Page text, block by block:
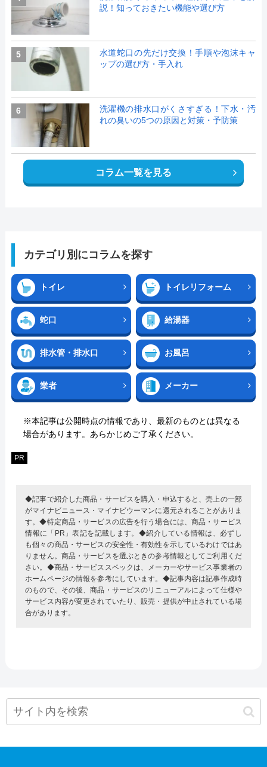
説！知っておきたい機能や選び方
5
水道蛇口の先だけ交換！手順や泡沫キャ
ップの選び方・手入れ
6
洗濯機の排水口がくさすぎる！下水・汚
れの臭いの5つの原因と対策・予防策
コラム一覧を見る
カテゴリ別にコラムを探す
トイレ トイレリフォーム
蛇口 給湯器
排水管・排水口 お風呂
業者 メーカー
※本記事は公開時点の情報であり、最新のものとは異なる
場合があります。あらかじめご了承ください。
PR
◆記事で紹介した商品・サービスを購入・申込すると、売上の一部
がマイナビニュース・マイナビウーマンに還元されることがありま
す。◆特定商品・サービスの広告を行う場合には、商品・サービス
情報に「PR」表記を記載します。◆紹介している情報は、必ずし
も個々の商品・サービスの安全性・有効性を示しているわけではあ
りません。商品・サービスを選ぶときの参考情報としてご利用くだ
さい。◆商品・サービススペックは、メーカーやサービス事業者の
ホームページの情報を参考にしています。◆記事内容は記事作成時
のもので、その後、商品・サービスのリニューアルによって仕様や
サービス内容が変更されていたり、販売・提供が中止されている場
合があります。